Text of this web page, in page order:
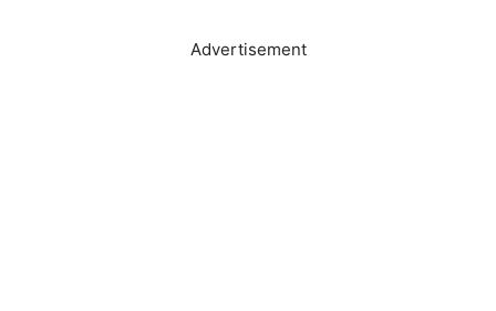
Advertisement